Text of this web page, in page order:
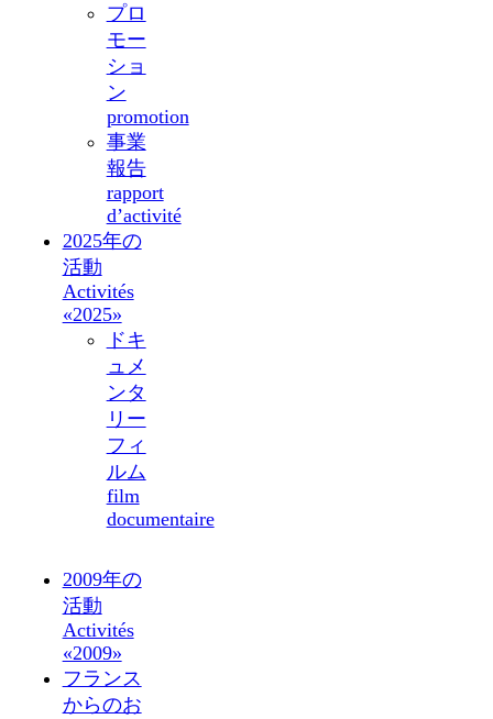
プロ
モー
ショ
ン
promotion
事業
報告
rapport
d’activité
2025年の
活動
Activités
«2025»
ドキ
ュメ
ンタ
リー
フィ
ルム
film
documentaire
2009年の
活動
Activités
«2009»
フランス
からのお